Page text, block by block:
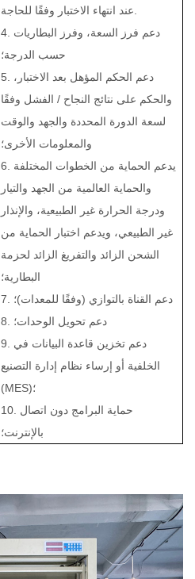
عند انتهاء الاختبار وفقًا للحاجة.
4. دعم فرز السعة، وفرز البطاريات
حسب الدرجة؛
5. دعم الحكم المؤهل بعد الاختبار،
والحكم على نتائج النجاح / الفشل وفقًا
لسعة الدورة المحددة والجهد والوقت
والمعلومات الأخرى؛
6. يدعم الحماية من الخطوات المختلفة
والحماية العالمية من الجهد والتيار
ودرجة الحرارة غير الطبيعية، والإنذار
غير الطبيعي، ويدعم اختبار الحماية من
الشحن الزائد والتفريغ الزائد لحزمة
البطارية؛
7. دعم القناة بالتوازي (وفقًا للمعدات)؛
8. دعم تحويل الوحدات؛
9. دعم تخزين قاعدة البيانات في
الخلفية أو إرساء نظام إدارة التصنيع
(MES)؛
10. حماية البرامج دون اتصال
بالإنترنت؛